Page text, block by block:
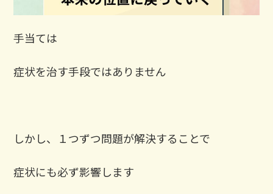
⁡手当ては
症状を治す手段ではありません
しかし、１つずつ問題が解決することで
症状にも必ず影響します